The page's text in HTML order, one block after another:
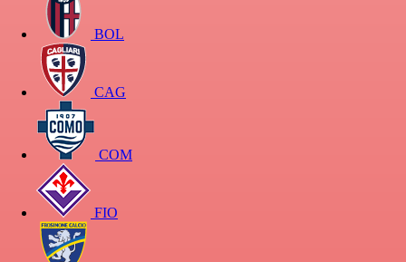
BOL
CAG
COM
FIO